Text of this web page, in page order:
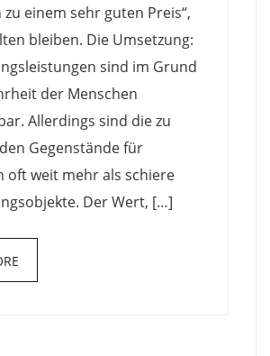
einem sehr guten Preis“,
bleiben. Die Umsetzung:
sind im Grund
der Menschen
Allerdings sind die zu
Gegenstände für
oft weit mehr als schiere
Der Wert, […]